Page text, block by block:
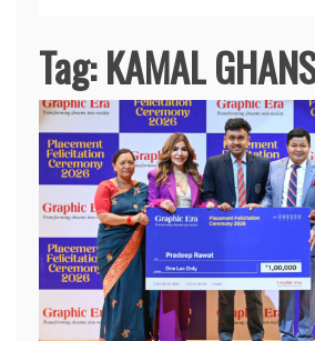
Tag:KAMAL